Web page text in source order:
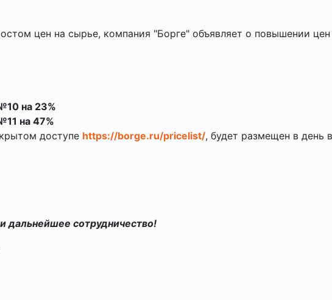
цен на сырье, компания "Борге" объявляет о повышении
на 23%
на 47%
доступе https://borge.ru/pricelist/, будет размещен в день
дальнейшее сотрудничество!